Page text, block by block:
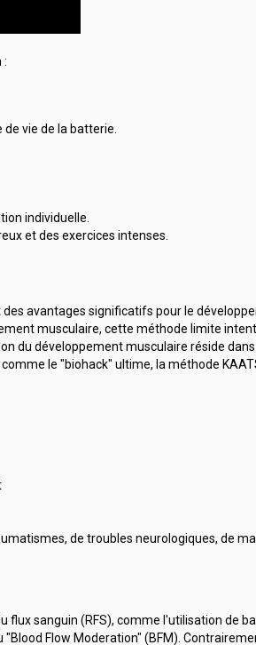
:
vie de la batterie.
individuelle.
et des exercices intenses.
avantages significatifs pour le
musculaire, cette méthode limite
du développement musculaire réside
le "biohack" ultime, la méthode
de troubles neurologiques, de
sanguin (RFS), comme l'utilisation de
Flow Moderation" (BFM).